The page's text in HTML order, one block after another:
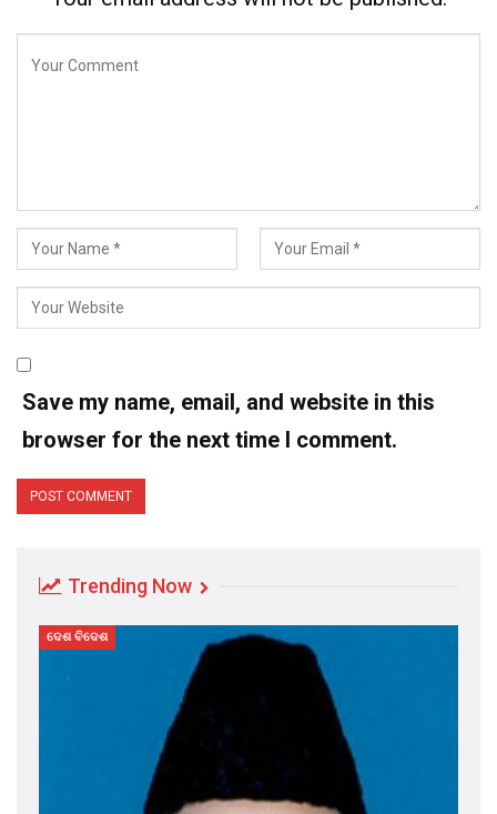
Save my name, email, and website in this
browser for the next time I comment.
Trending Now
ଦେଶ ବିଦେଶ